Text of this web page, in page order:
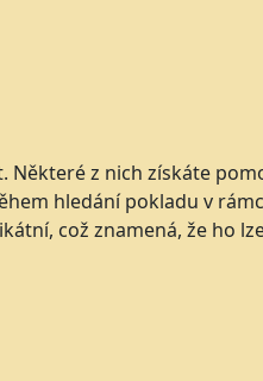
z nich získáte
hledání pokladu v
což znamená, že ho